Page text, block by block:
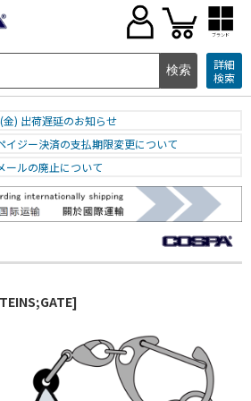
ブランド
詳細
検索
) 出荷遅延のお知らせ
イジー決済の支払期限変更について
ールの廃止について